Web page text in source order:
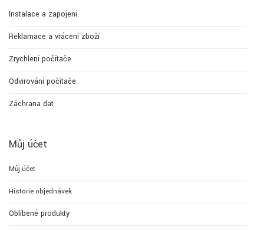
Instalace a zapojení
Reklamace a vrácení zboží
Zrychlení počítače
Odvirování počítače
Záchrana dat
Můj účet
Můj účet
Historie objednávek
Oblíbené produkty